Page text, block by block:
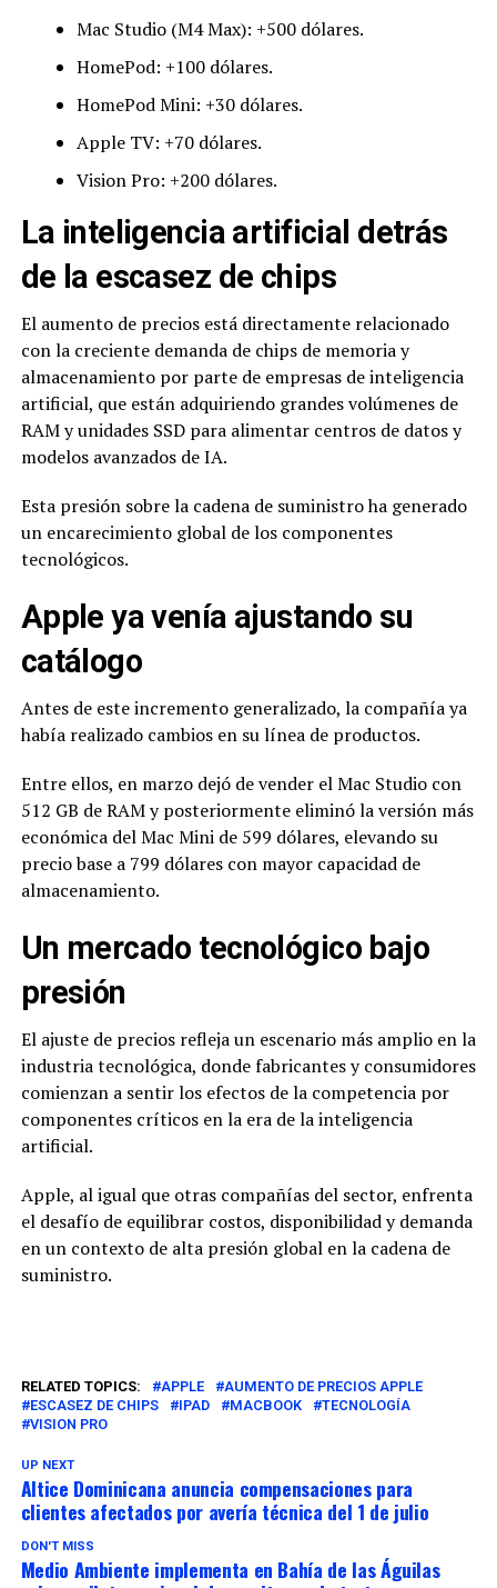
Mac Studio (M4 Max): +500 dólares.
HomePod: +100 dólares.
HomePod Mini: +30 dólares.
Apple TV: +70 dólares.
Vision Pro: +200 dólares.
La inteligencia artificial detrás
de la escasez de chips
El aumento de precios está directamente relacionado
con la creciente demanda de chips de memoria y
almacenamiento por parte de empresas de inteligencia
artificial, que están adquiriendo grandes volúmenes de
RAM y unidades SSD para alimentar centros de datos y
modelos avanzados de IA.
Esta presión sobre la cadena de suministro ha generado
un encarecimiento global de los componentes
tecnológicos.
Apple ya venía ajustando su
catálogo
Antes de este incremento generalizado, la compañía ya
había realizado cambios en su línea de productos.
Entre ellos, en marzo dejó de vender el Mac Studio con
512 GB de RAM y posteriormente eliminó la versión más
económica del Mac Mini de 599 dólares, elevando su
precio base a 799 dólares con mayor capacidad de
almacenamiento.
Un mercado tecnológico bajo
presión
El ajuste de precios refleja un escenario más amplio en la
industria tecnológica, donde fabricantes y consumidores
comienzan a sentir los efectos de la competencia por
componentes críticos en la era de la inteligencia
artificial.
Apple, al igual que otras compañías del sector, enfrenta
el desafío de equilibrar costos, disponibilidad y demanda
en un contexto de alta presión global en la cadena de
suministro.
RELATED TOPICS: APPLE
AUMENTO DE PRECIOS APPLE
ESCASEZ DE CHIPS
IPAD MACBOOK
TECNOLOGÍA
VISION PRO
UP NEXT
Altice Dominicana anuncia compensaciones para
clientes afectados por avería técnica del 1 de julio
DON'T MISS
Medio Ambiente implementa en Bahía de las Águilas